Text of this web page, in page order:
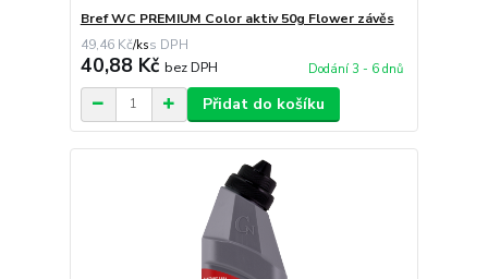
Bref WC PREMIUM Color aktiv 50g Flower závěs
49,46 Kč/ks
40,88 Kč bez DPH Dodání 3 - 6 dnů
Přidat do košíku